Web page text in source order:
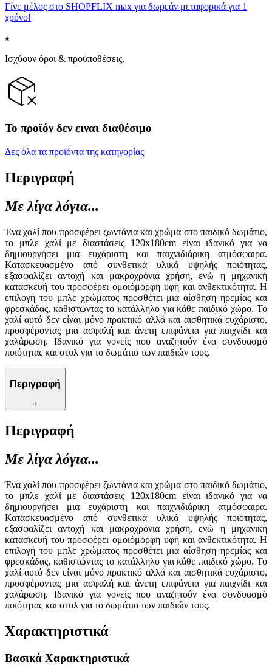
Γίνε μέλος στο SHOPFLIX max για δωρεάν μεταφορικά για 1
χρόνο!
Ισχύουν όροι & προϋποθέσεις.
Το προϊόν δεν ειναι διαθέσιμο
Δες όλα τα προϊόντα της κατηγορίας
Περιγραφή
Με λίγα λόγια...
Ένα χαλί που προσφέρει ζωντάνια και χρώμα στο παιδικό δωμάτιο,
το μπλε χαλί με διαστάσεις 120x180cm είναι ιδανικό για να
δημιουργήσει μια ευχάριστη και παιχνιδιάρικη ατμόσφαιρα.
Κατασκευασμένο από συνθετικά υλικά υψηλής ποιότητας,
εξασφαλίζει αντοχή και μακροχρόνια χρήση, ενώ η μηχανική
κατασκευή του προσφέρει ομοιόμορφη υφή και ανθεκτικότητα. Η
επιλογή του μπλε χρώματος προσθέτει μια αίσθηση ηρεμίας και
φρεσκάδας, καθιστώντας το κατάλληλο για κάθε παιδικό χώρο. Το
χαλί αυτό δεν είναι μόνο πρακτικό αλλά και αισθητικά ευχάριστο,
προσφέροντας μια ασφαλή και άνετη επιφάνεια για παιχνίδι και
χαλάρωση. Ιδανικό για γονείς που αναζητούν ένα συνδυασμό
ποιότητας και στυλ για το δωμάτιο των παιδιών τους.
Περιγραφή
+
Περιγραφή
Με λίγα λόγια...
Ένα χαλί που προσφέρει ζωντάνια και χρώμα στο παιδικό δωμάτιο,
το μπλε χαλί με διαστάσεις 120x180cm είναι ιδανικό για να
δημιουργήσει μια ευχάριστη και παιχνιδιάρικη ατμόσφαιρα.
Κατασκευασμένο από συνθετικά υλικά υψηλής ποιότητας,
εξασφαλίζει αντοχή και μακροχρόνια χρήση, ενώ η μηχανική
κατασκευή του προσφέρει ομοιόμορφη υφή και ανθεκτικότητα. Η
επιλογή του μπλε χρώματος προσθέτει μια αίσθηση ηρεμίας και
φρεσκάδας, καθιστώντας το κατάλληλο για κάθε παιδικό χώρο. Το
χαλί αυτό δεν είναι μόνο πρακτικό αλλά και αισθητικά ευχάριστο,
προσφέροντας μια ασφαλή και άνετη επιφάνεια για παιχνίδι και
χαλάρωση. Ιδανικό για γονείς που αναζητούν ένα συνδυασμό
ποιότητας και στυλ για το δωμάτιο των παιδιών τους.
Χαρακτηριστικά
Βασικά Χαρακτηριστικά